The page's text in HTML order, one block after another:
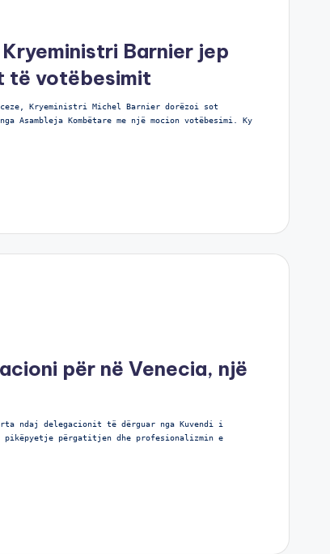
Barnier jep
të votëbesimit
Kryeministri Michel Barnier dorëzoi sot
Kombëtare me një mocion votëbesimi. Ky
për në Venecia, një
ndaj delegacionit të dërguar nga Kuvendi i
pikëpyetje përgatitjen dhe profesionalizmin e